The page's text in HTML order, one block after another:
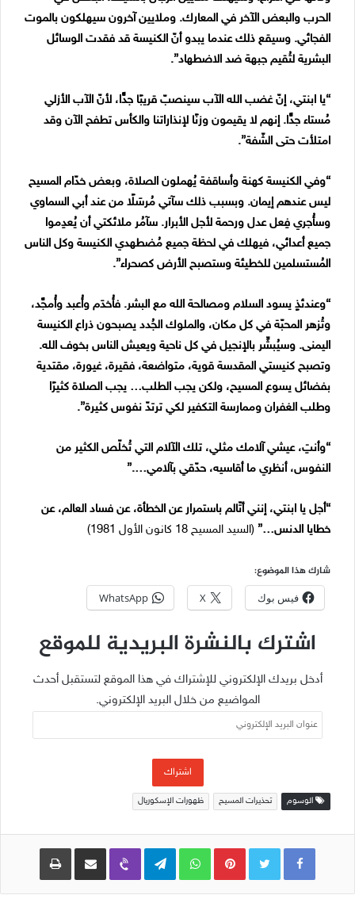
الحرب والبعض الآخر في المعارك. وملايين آخرون سيهلكون بالموت
الفجائي. وسيقع ذلك عندما يبدو أنّ الكنيسة قد فقدت الوسائل
البشرية لتُقيم جبهة ضد الاضطهاد”.
“يا ابنتي، إنّ غضب الله الآب سينصبّ قريبًا جدًّا، لأنّ الآب الأزلي
مُستاء جدًّا. إنهم لا يقيمون وزنًا لإنذاراتنا والكأس تطفح الآن وقد
امتلأت حتى الشّفة”.
“وفي الكنيسة كهنة وأساقفة يُهملون الصلاة، وبعض خدّام المسيح
ليس عندهم إيمان. وبسبب ذلك سآتي مُرسَلًا من عند أبي السماوي
وسأُجري فِعل عدل ورحمة لأجل الأبرار. سآمُر ملائكتي أن يُعدِموا
جميع أعدائي، فيهلك في لحظة جميع مُضطهدي الكنيسة وكل الناس
المُستسلمين للخطيئة وستصبح الأرض كصحراء”.
“وعندئذٍ يسود السلام ومصالحة الله مع البشر. فأُخدَم وأُعبد وأُمجَّد،
وتُزهر المحبّة في كل مكان، والملوك الجُدد يصبحون ذراع الكنيسة
اليمنى. وسيُبشِّر بالإنجيل في كل ناحية ويعيش الناس بخوف الله.
وتصبح كنيستي المقدسة قوية، متواضعة، فقيرة، غيورة، مقتدية
بفضائل يسوع المسيح، ولكن يجب الطلب… يجب الصلاة كثيرًا
وطلب الغفران وممارسة التكفير لكي ترتدّ نفوس كثيرة”.
“وأنتِ، عيشي آلامك مثلي، تلك الآلام التي تُخلّص الكثير من
النفوس، أنظري ما أقاسيه، حدّقي بآلامي….”
“أجل يا ابنتي، إنني أتّالم باستمرار عن الخطأة، عن فساد العالم، عن
خطايا الدنس…” (السيد المسيح 18 كانون الأول 1981)
شارك هذا الموضوع:
فيس بوك X
WhatsApp
اشترك بالنشرة البريدية للموقع
أدخل بريدك الإلكتروني للإشتراك في هذا الموقع لتستقبل أحدث
المواضيع من خلال البريد الإلكتروني.
عنوان
البريد
اشتراك
الوسوم تحذيرات المسيح ظهورات الإسكوريال
Pinterest
WhatsApp
Telegram
Viber مشاركة عبر البريد طباعة